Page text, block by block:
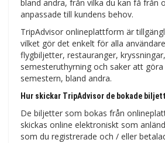
bland andra, från vilka du kan få från
anpassade till kundens behov.
TripAdvisor onlineplattform är
vilket gör det enkelt för alla
flygbiljetter, restauranger,
semesteruthyrning och saker att
semestern, bland andra.
Hur skickar TripAdvisor de bokade
De biljetter som bokas från
skickas online elektroniskt som
som du registrerade och / eller